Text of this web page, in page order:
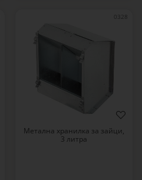
0328
Метална хранилка за зайци,
3 литра